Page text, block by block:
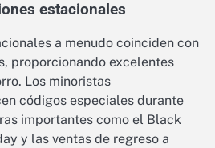
estacionales
a menudo coinciden con
proporcionando excelentes
Los minoristas
códigos especiales durante
importantes como el Black
y las ventas de regreso a